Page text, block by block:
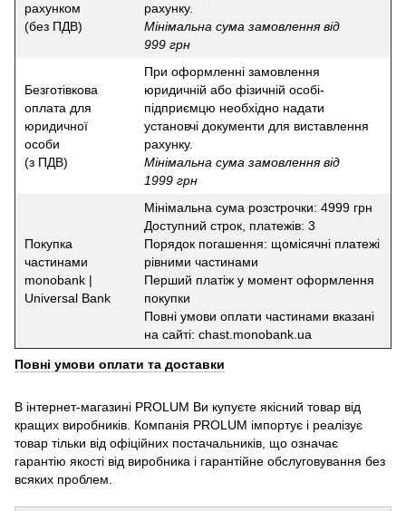
рахунком
(без ПДВ)
рахунку.
Мінімальна сума замовлення від
999 грн
Безготівкова
оплата для
юридичної
особи
(з ПДВ)
При оформленні замовлення
юридичній або фізичній особі-
підприємцю необхідно надати
установчі документи для виставлення
рахунку.
Мінімальна сума замовлення від
1999 грн
Покупка
частинами
monobank |
Universal Bank
Мінімальна сума розстрочки: 4999 грн
Доступний строк, платежів: 3
Порядок погашення: щомісячні платежі
рівними частинами
Перший платіж у момент оформлення
покупки
Повні умови оплати частинами вказані
на сайті: chast.monobank.ua
Повні умови оплати та доставки
В інтернет-магазині PROLUM Ви купуєте якісний товар від
кращих виробників. Компанія PROLUM імпортує і реалізує
товар тільки від офіційних постачальників, що означає
гарантію якості від виробника і гарантійне обслуговування без
всяких проблем.